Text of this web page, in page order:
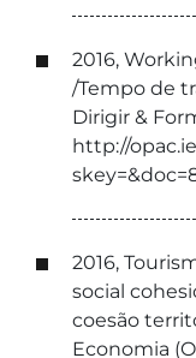
2016,
/Tempo de
Dirigir &
http://
2016,
social
coesão
Economia